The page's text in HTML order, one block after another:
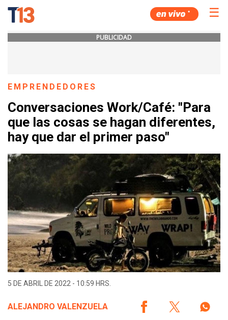
☰
PUBLICIDAD
EMPRENDEDORES
Conversaciones Work/Café: "Para
que las cosas se hagan diferentes,
hay que dar el primer paso"
5 DE ABRIL DE 2022 - 10:59 HRS.
ALEJANDRO VALENZUELA